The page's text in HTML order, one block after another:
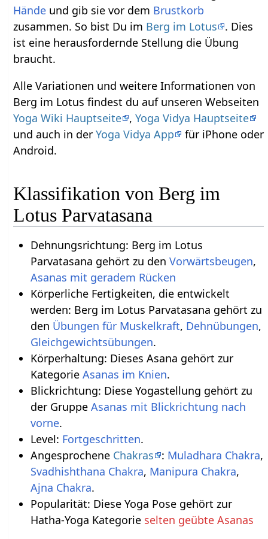
Hände und gib sie vor dem Brustkorb
zusammen. So bist Du im Berg im Lotus
. Dies
ist eine herausfordernde Stellung die Übung
braucht.
Alle Variationen und weitere Informationen von
Berg im Lotus findest du auf unseren Webseiten
Yoga Wiki Hauptseite ,Yoga Vidya Hauptseite
und auch in derYoga Vidya App
für iPhone oder
Android.
Klassifikation von Berg im
Lotus Parvatasana
Dehnungsrichtung: Berg im Lotus
Parvatasana gehört zu den Vorwärtsbeugen,
Asanas mit geradem Rücken
Körperliche Fertigkeiten, die entwickelt
werden: Berg im Lotus Parvatasana gehört zu
den Übungen für Muskelkraft, Dehnübungen,
Gleichgewichtsübungen.
Körperhaltung: Dieses Asana gehört zur
Kategorie Asanas im Knien.
Blickrichtung: Diese Yogastellung gehört zu
der Gruppe Asanas mit Blickrichtung nach
vorne.
Level: Fortgeschritten.
Angesprochene Chakras : Muladhara Chakra,
Svadhishthana Chakra, Manipura Chakra,
Ajna Chakra.
Popularität: Diese Yoga Pose gehört zur
Hatha-Yoga Kategorie selten geübte Asanas